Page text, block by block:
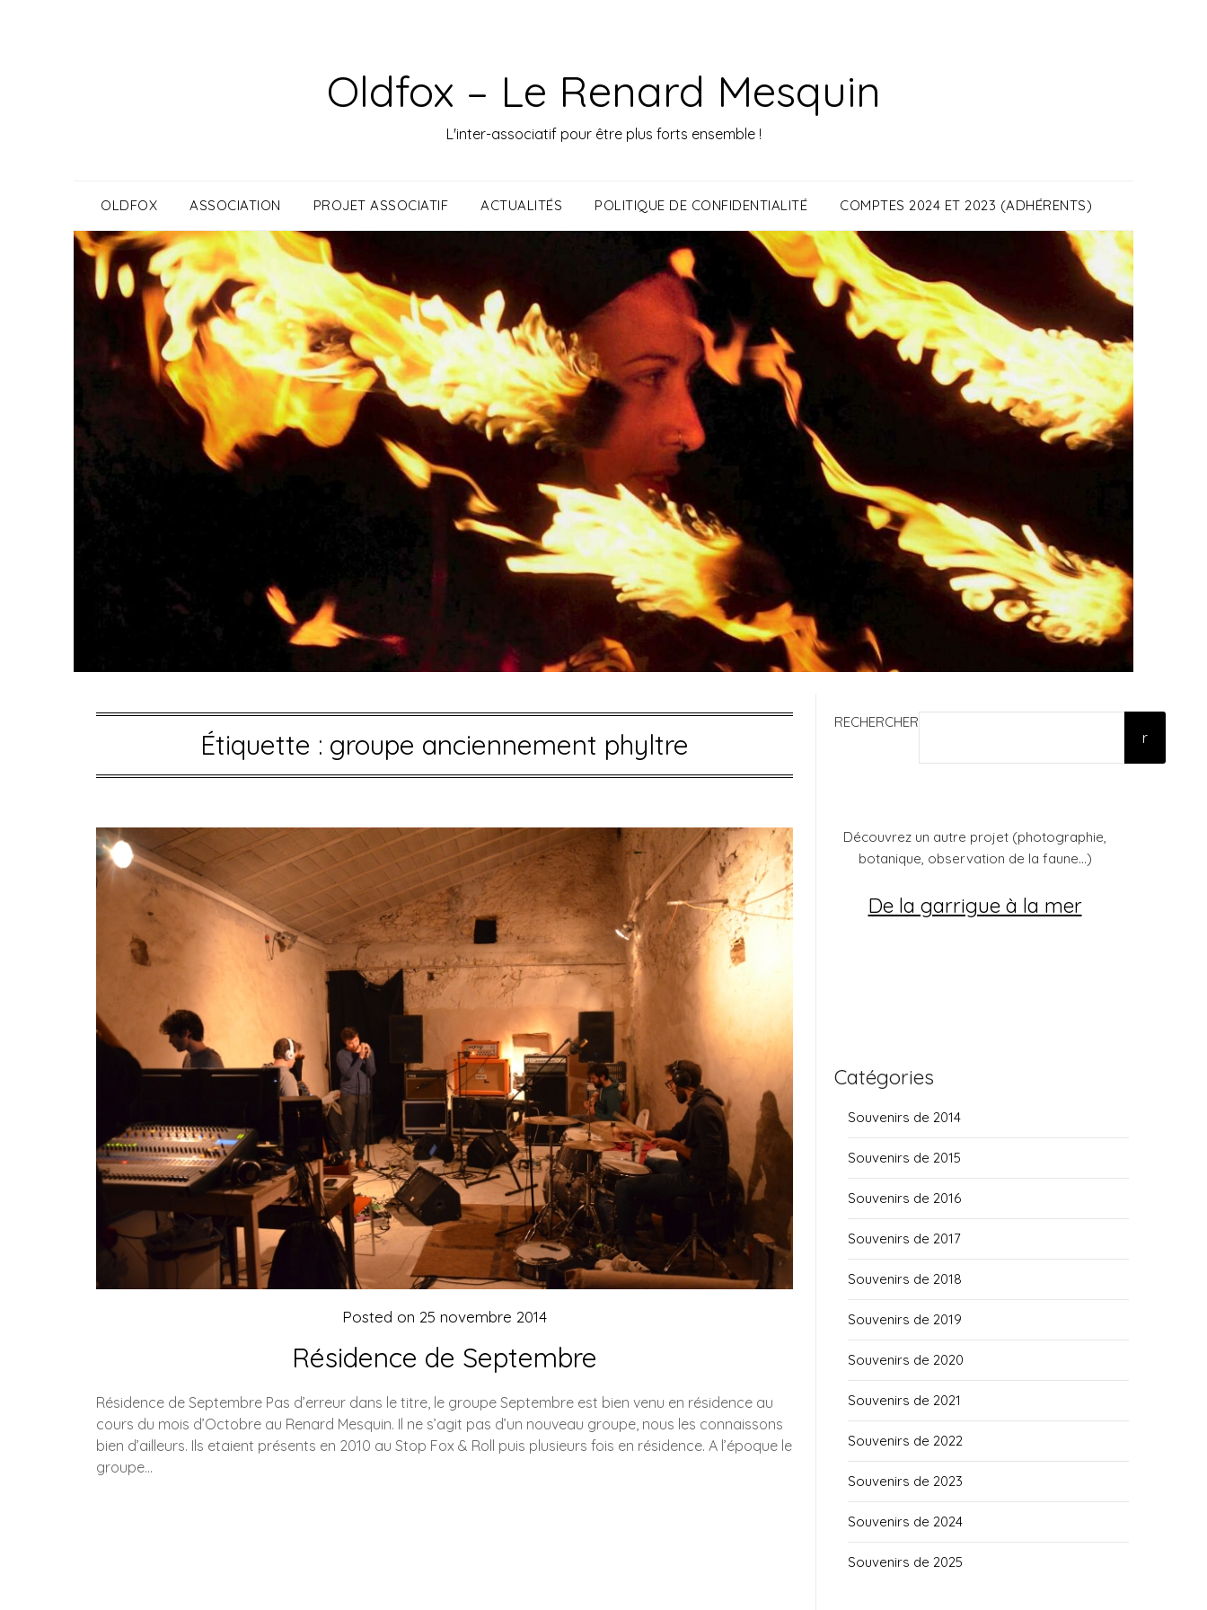
Oldfox – Le Renard Mesquin
L'inter-associatif pour être plus forts ensemble !
OLDFOX ASSOCIATION PROJET ASSOCIATIF ACTUALITÉS POLITIQUE DE CONFIDENTIALITÉ COMPTES 2024 ET 2023 (ADHÉRENTS)
Étiquette : groupe anciennement phyltre
Résidence de Septembre
Posted on 25 novembre 2014
Résidence de Septembre Pas d’erreur dans le titre, le groupe Septembre est bien venu en résidence au
cours du mois d’Octobre au Renard Mesquin. Il ne s’agit pas d’un nouveau groupe, nous les connaissons
bien d’ailleurs. Ils etaient présents en 2010 au Stop Fox & Roll puis plusieurs fois en résidence. A l’époque le
groupe…
RECHERCHER
r
Découvrez un autre projet (photographie,
botanique, observation de la faune...)
De la garrigue à la mer
Catégories
Souvenirs de 2014
Souvenirs de 2015
Souvenirs de 2016
Souvenirs de 2017
Souvenirs de 2018
Souvenirs de 2019
Souvenirs de 2020
Souvenirs de 2021
Souvenirs de 2022
Souvenirs de 2023
Souvenirs de 2024
Souvenirs de 2025